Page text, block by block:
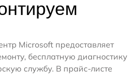
Microsoft предоставляет
бесплатную диагностику
службу. В прайс-листе